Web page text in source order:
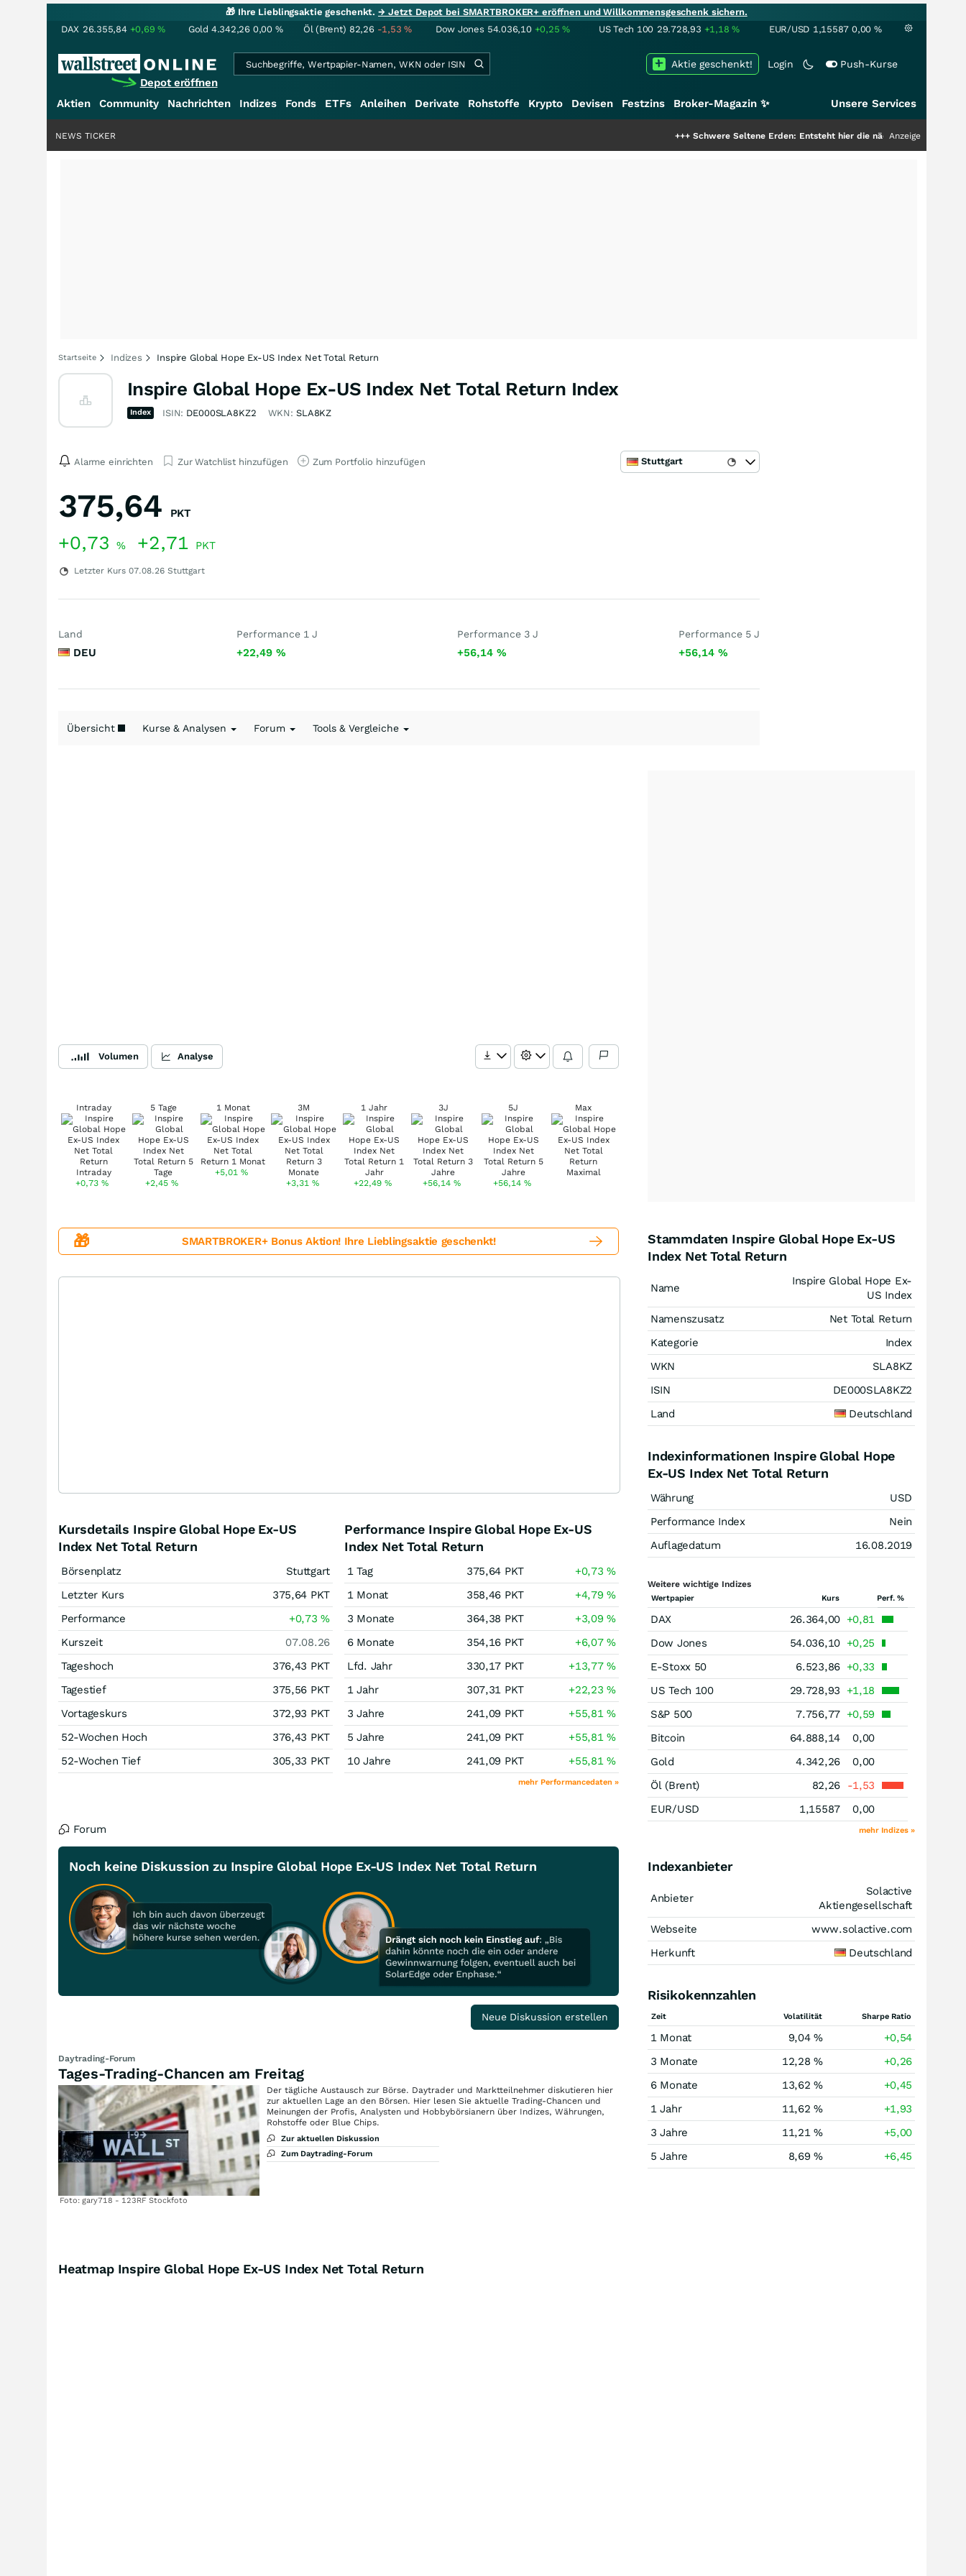
🎁 Ihre Lieblingsaktie geschenkt.→ Jetzt Depot bei SMARTBROKER+ eröffnen und Willkommensgeschenk sichern.
DAX 26.355,84 +0,69% Gold 4.342,26 0,00 % Öl (Brent) 82,26 -1,53% Dow Jones 54.036,10 +0,25% US Tech 100 29.728,93 +1,18% EUR/USD 1,15587 0,00 %
Depot eröffnen
Login Push-Kurse
Aktie geschenkt!
Aktien Community Nachrichten Indizes Fonds ETFs Anleihen Derivate Rohstoffe Krypto Devisen Festzins Broker-Magazin ✨ Unsere Services
Schwere Seltene Erden: Entsteht hier die nächste Milliardenstory?
Anzeige
NEWS TICKER
Startseite Indizes Inspire Global Hope Ex-US Index Net Total Return
Inspire Global Hope Ex-US Index Net Total Return Index
Index ISIN: DE000SLA8KZ2 WKN: SLA8KZ
Alarme einrichten Zur Watchlist hinzufügen Zum Portfolio hinzufügen Stuttgart
375,64 PKT
+0,73 % +2,71 PKT
Letzter Kurs 07.08.26 Stuttgart
Land
DEU
Performance 1 J
+22,49 %
Performance 3 J
+56,14%
Performance 5 J
+56,14 %
Übersicht Kurse & Analysen Forum Tools & Vergleiche
Volumen Analyse
Intraday
+0,73%
5 Tage
+2,45%
1 Monat
+5,01%
3M
+3,31 %
1 Jahr
+22,49 %
3J
+56,14%
5J
+56,14 %
Max
🎁 SMARTBROKER+ Bonus Aktion! Ihre Lieblingsaktie geschenkt!
Kursdetails Inspire Global Hope Ex-US
Index Net Total Return
Börsenplatz
Stuttgart
Letzter Kurs
375,64 PKT
Performance
+0,73%
Kurszeit
07.08.26
Tageshoch
376,43 PKT
Tagestief
375,56 PKT
Vortageskurs
372,93 PKT
52-Wochen Hoch
376,43 PKT
52-Wochen Tief
305,33 PKT
Performance Inspire Global Hope Ex-US
Index Net Total Return
1 Tag 375,64 PKT +0,73%
1 Monat
358,46 PKT +4,79%
3 Monate
364,38 PKT +3,09%
6 Monate
354,16 PKT +6,07%
Lfd. Jahr
330,17 PKT +13,77%
1 Jahr
307,31 PKT +22,23%
3 Jahre
241,09 PKT +55,81%
5 Jahre
241,09 PKT +55,81%
10 Jahre
241,09 PKT +55,81%
mehr Performancedaten »
Forum
Noch keine Diskussion zu Inspire Global Hope Ex-US Index Net Total Return
Neue Diskussion erstellen
Daytrading-Forum
Tages-Trading-Chancen am Freitag
Foto: gary718 - 123RF Stockfoto
Der tägliche Austausch zur Börse. Daytrader und Marktteilnehmer diskutieren hier
zur aktuellen Lage an den Börsen. Hier lesen Sie aktuelle Trading-Chancen und
Meinungen der Profis, Analysten und Hobbybörsianern über Indizes, Währungen,
Rohstoffe oder Blue Chips.
Zur aktuellen Diskussion
Zum Daytrading-Forum
Stammdaten Inspire Global Hope Ex-US
Index Net Total Return
Name
Inspire Global Hope Ex-
US Index
Namenszusatz
Net Total Return
Kategorie
Index
WKN
SLA8KZ
ISIN
DE000SLA8KZ2
Land
Deutschland
Indexinformationen Inspire Global Hope
Ex-US Index Net Total Return
Währung
USD
Performance Index
Nein
Auflagedatum
16.08.2019
Weitere wichtige Indizes
Wertpapier Kurs Perf. %
DAX 26.364,00 +0,81
Dow Jones
54.036,10 +0,25
E-Stoxx 50
6.523,86 +0,33
US Tech 100
29.728,93
+1,18
S&P 500
7.756,77 +0,59
Bitcoin
64.888,14
0,00
Gold
4.342,26
0,00
Öl (Brent)
82,26
-1,53
EUR/USD
1,15587 0,00
mehr Indizes »
Indexanbieter
Anbieter
Solactive
Aktiengesellschaft
Webseite
www.solactive.com
Herkunft
Deutschland
Risikokennzahlen
Zeit Volatilität Sharpe Ratio
1 Monat 9,04 %
+0,54
3 Monate
12,28 %
+0,26
6 Monate
13,62 %
+0,45
1 Jahr
11,62 %
+1,93
3 Jahre
11,21 %
+5,00
5 Jahre
8,69 % +6,45
Heatmap Inspire Global Hope Ex-US Index Net Total Return